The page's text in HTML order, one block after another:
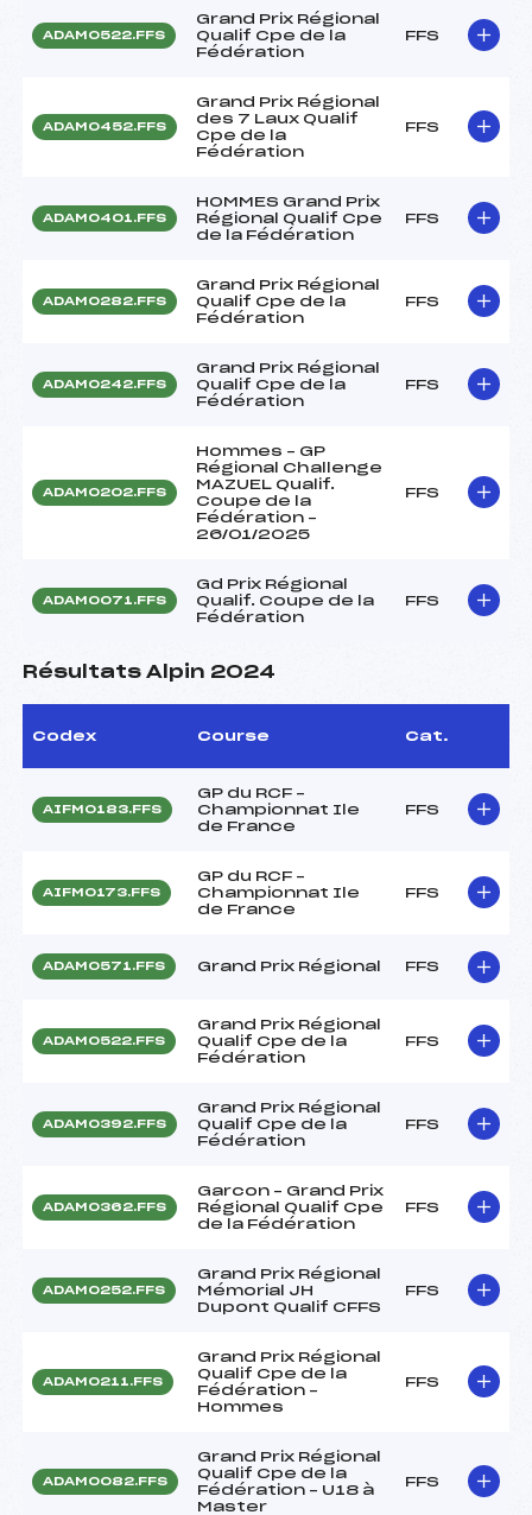
ADAM0522.FFS
Grand Prix Régional
Qualif Cpe de la
Fédération
FFS
ADAM0452.FFS
Grand Prix Régional
des 7 Laux Qualif
Cpe de la
Fédération
FFS
ADAM0401.FFS
HOMMES Grand Prix
Régional Qualif Cpe
de la Fédération
FFS
ADAM0282.FFS
Grand Prix Régional
Qualif Cpe de la
Fédération
FFS
ADAM0242.FFS
Grand Prix Régional
Qualif Cpe de la
Fédération
FFS
ADAM0202.FFS
Hommes – GP
Régional Challenge
MAZUEL Qualif.
Coupe de la
Fédération –
26/01/2025
FFS
ADAM0071.FFS
Gd Prix Régional
Qualif. Coupe de la
Fédération
FFS
Résultats Alpin 2024
Codex Course Cat.
AIFM0183.FFS
GP du RCF –
Championnat Ile
de France
FFS
AIFM0173.FFS
GP du RCF –
Championnat Ile
de France
FFS
ADAM0571.FFS Grand Prix Régional FFS
ADAM0522.FFS
Grand Prix Régional
Qualif Cpe de la
Fédération
FFS
ADAM0392.FFS
Grand Prix Régional
Qualif Cpe de la
Fédération
FFS
ADAM0362.FFS
Garcon – Grand Prix
Régional Qualif Cpe
de la Fédération
FFS
ADAM0252.FFS
Grand Prix Régional
Mémorial JH
Dupont Qualif CFFS
FFS
ADAM0211.FFS
Grand Prix Régional
Qualif Cpe de la
Fédération –
Hommes
FFS
ADAM0082.FFS
Grand Prix Régional
Qualif Cpe de la
Fédération – U18 à
Master
FFS